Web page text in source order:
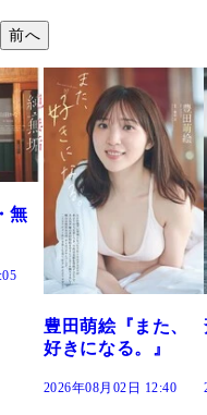
前へ
た、
斎藤恭代
『BOUND』
2026年08月02日 12:35